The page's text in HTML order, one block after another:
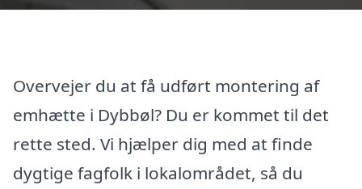
Overvejer du at få udført montering af
emhætte i Dybbøl? Du er kommet til det
rette sted. Vi hjælper dig med at finde
dygtige fagfolk i lokalområdet, så du